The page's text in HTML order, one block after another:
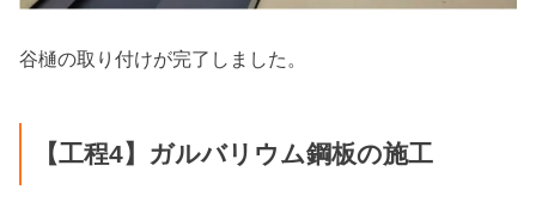
谷樋の取り付けが完了しました。
【工程4】ガルバリウム鋼板の施工